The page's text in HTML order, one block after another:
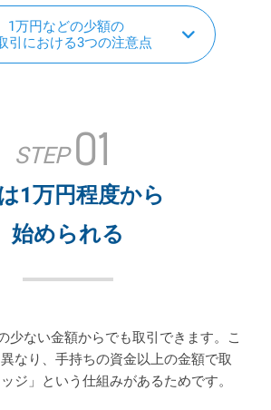
1万円などの少額の
引における3つの注意点
STEP 01
1万円程度から
始められる
少ない金額からでも取引できます。こ
なり、手持ちの資金以上の金額で取
ジ」という仕組みがあるためです。